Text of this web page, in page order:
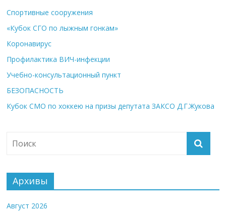
Спортивные сооружения
«Кубок СГО по лыжным гонкам»
Коронавирус
Профилактика ВИЧ-инфекции
Учебно-консультационный пункт
БЕЗОПАСНОСТЬ
Кубок СМО по хоккею на призы депутата ЗАКСО Д.Г.Жукова
Архивы
Август 2026